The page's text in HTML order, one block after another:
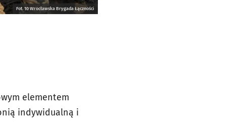
Fot. 10 Wrocławska Brygada Łączności
elementem
indywidualną i